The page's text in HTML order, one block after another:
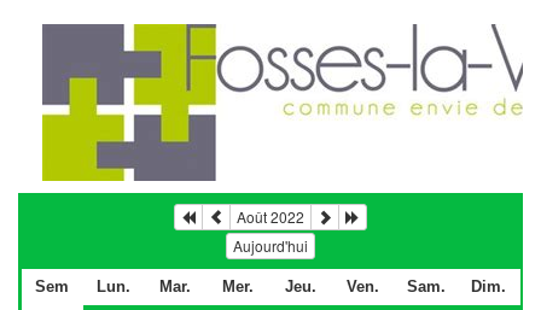
Août 2022
Aujourd'hui
Sem Lun. Mar. Mer. Jeu. Ven. Sam.
Dim.